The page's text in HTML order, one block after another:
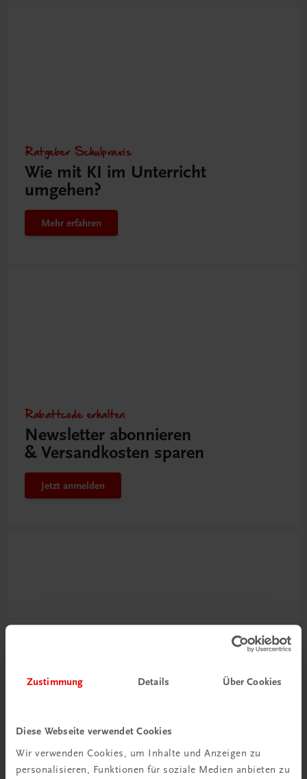
Zustimmung Details Über Cookies
Diese Webseite verwendet Cookies
Wir verwenden Cookies, um Inhalte und Anzeigen zu
personalisieren, Funktionen für soziale Medien anbieten zu
Ratgeber Schulpraxis
Wie mit KI im Unterricht
umgehen?
Mehr erfahren
Rabattcode erhalten
Newsletter abonnieren
& Versandkosten sparen
Jetzt anmelden
Neu zur DigiBox
Mehr dazu